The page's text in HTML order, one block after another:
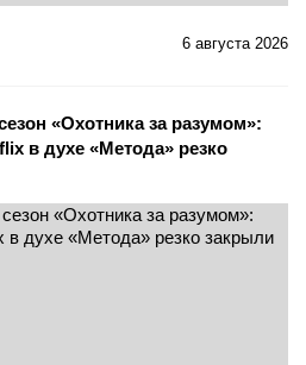
6 августа 2026
«Охотника за разумом»:
в духе «Метода» резко